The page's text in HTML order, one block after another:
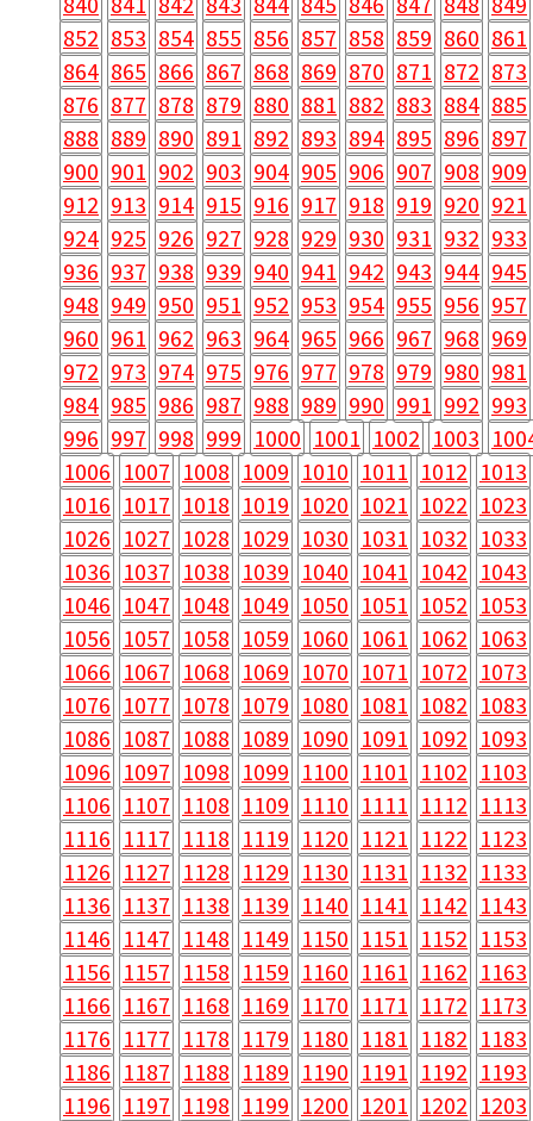
852 853 854 855 856 857 858 859 860 861
864 865 866 867 868 869 870 871 872 873
876 877 878 879 880 881 882 883 884 885
888 889 890 891 892 893 894 895 896 897
900 901 902 903 904 905 906 907 908 909
912 913 914 915 916 917 918 919 920 921
924 925 926 927 928 929 930 931 932 933
936 937 938 939 940 941 942 943 944 945
948 949 950 951 952 953 954 955 956 957
960 961 962 963 964 965 966 967 968 969
972 973 974 975 976 977 978 979 980 981
984 985 986 987 988 989 990 991 992 993
996 997 998 999 1000 1001 1002 1003
1006 1007 1008 1009 1010 1011 1012 1013
1016 1017 1018 1019 1020 1021 1022 1023
1026 1027 1028 1029 1030 1031 1032 1033
1036 1037 1038 1039 1040 1041 1042 1043
1046 1047 1048 1049 1050 1051 1052 1053
1056 1057 1058 1059 1060 1061 1062 1063
1066 1067 1068 1069 1070 1071 1072 1073
1076 1077 1078 1079 1080 1081 1082 1083
1086 1087 1088 1089 1090 1091 1092 1093
1096 1097 1098 1099 1100 1101 1102 1103
1106 1107 1108 1109 1110 1111 1112 1113
1116 1117 1118 1119 1120 1121 1122 1123
1126 1127 1128 1129 1130 1131 1132 1133
1136 1137 1138 1139 1140 1141 1142 1143
1146 1147 1148 1149 1150 1151 1152 1153
1156 1157 1158 1159 1160 1161 1162 1163
1166 1167 1168 1169 1170 1171 1172 1173
1176 1177 1178 1179 1180 1181 1182 1183
1186 1187 1188 1189 1190 1191 1192 1193
1196 1197 1198 1199 1200 1201 1202 1203